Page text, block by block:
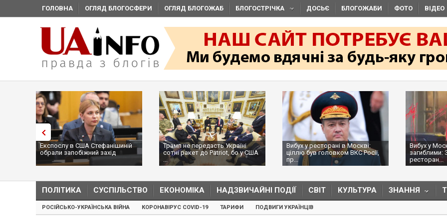
ГОЛОВНА ОГЛЯД БЛОГОСФЕРИ ОГЛЯД БЛОГОЖАБ БЛОГОСТРІЧКА ДОСЬЄ БЛОГОЖАБИ ФОТО ВІДЕО
Експослу в США Стефанішиній
обрали запобіжний захід
Трамп не передасть Україні
сотні ракет до Patriot, бо у США
...
Вибух у ресторані в Москві:
ціллю був головком ВКС Росії,
пр...
Вибух у
загиблими:
ресторан...
ПОЛІТИКА СУСПІЛЬСТВО ЕКОНОМІКА НАДЗВИЧАЙНІ ПОДІЇ СВІТ КУЛЬТУРА ЗНАННЯ
РОСІЙСЬКО-УКРАЇНСЬКА ВІЙНА КОРОНАВІРУС COVID-19 ТАРИФИ ПОДВИГИ УКРАЇНЦІВ